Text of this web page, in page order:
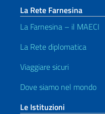
La Rete Farnesina
La Farnesina – il MAECI
La Rete diplomatica
Viaggiare sicuri
Dove siamo nel mondo
Le Istituzioni